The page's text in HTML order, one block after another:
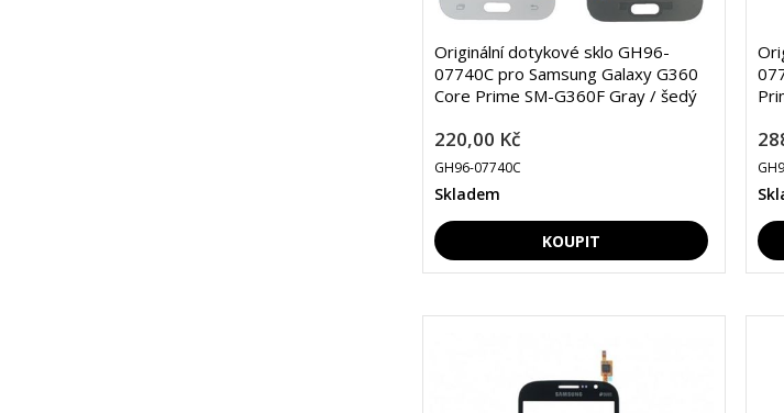
Originální dotykové sklo GH96-
07740C pro Samsung Galaxy G360
Core Prime SM-G360F Gray / šedý
220,00 Kč
GH96-07740C
Skladem